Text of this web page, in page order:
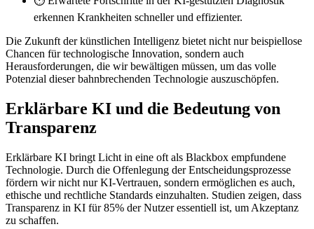
erkennen Krankheiten schneller und effizienter.
Die Zukunft der künstlichen Intelligenz bietet nicht nur beispiellose
Chancen für technologische Innovation, sondern auch
Herausforderungen, die wir bewältigen müssen, um das volle
Potenzial dieser bahnbrechenden Technologie auszuschöpfen.
Erklärbare KI und die Bedeutung von
Transparenz
Erklärbare KI bringt Licht in eine oft als Blackbox empfundene
Technologie. Durch die Offenlegung der Entscheidungsprozesse
fördern wir nicht nur KI-Vertrauen, sondern ermöglichen es auch,
ethische und rechtliche Standards einzuhalten. Studien zeigen, dass
Transparenz in KI für 85% der Nutzer essentiell ist, um Akzeptanz
zu schaffen.